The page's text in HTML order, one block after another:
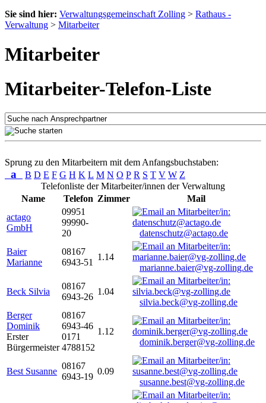
Sie sind hier: Verwaltungsgemeinschaft Zolling > Rathaus -
Verwaltung > Mitarbeiter
Mitarbeiter
Mitarbeiter-Telefon-Liste
Sprung zu den Mitarbeitern mit dem Anfangsbuchstaben:
a B D E F G H K L M N O P R S T V W Z
Telefonliste der Mitarbeiter/innen der Verwaltung
Name
Telefon Zimmer
Mail
actago
GmbH
09951
99990-
20
datenschutz@actago.de
Baier
Marianne
08167
6943-51
1.14
marianne.baier@vg-zolling.de
Beck Silvia
08167
6943-26
1.04
silvia.beck@vg-zolling.de
Berger
Dominik
Erster
Bürgermeister
08167
6943-46
0171
4788152
1.12
dominik.berger@vg-zolling.de
Best Susanne
08167
6943-19
0.09
susanne.best@vg-zolling.de